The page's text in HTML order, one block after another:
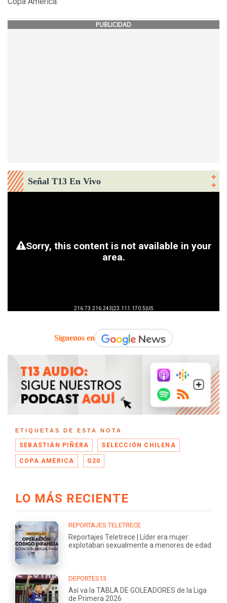
PUBLICIDAD
Señal T13 En Vivo
Síguenos en
ETIQUETAS DE ESTA NOTA
SEBASTIÁN PIÑERA SELECCIÓN CHILENA
COPA AMÉRICA G20
LO MÁS RECIENTE
REPORTAJES TELETRECE
Reportajes Teletrece | Líder era mujer:
explotaban sexualmente a menores de edad
DEPORTES13
Así va la TABLA DE GOLEADORES de la Liga
de Primera 2026